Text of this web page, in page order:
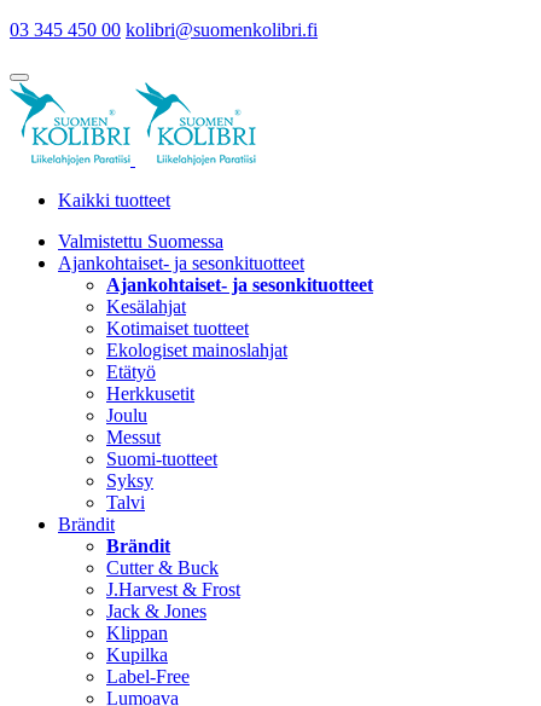
03 345 450 00 kolibri@suomenkolibri.fi
Kaikki tuotteet
Valmistettu Suomessa
Ajankohtaiset- ja sesonkituotteet
Ajankohtaiset- ja sesonkituotteet
Kesälahjat
Kotimaiset tuotteet
Ekologiset mainoslahjat
Etätyö
Herkkusetit
Joulu
Messut
Suomi-tuotteet
Syksy
Talvi
Brändit
Brändit
Cutter & Buck
J.Harvest & Frost
Jack & Jones
Klippan
Kupilka
Label-Free
Lumoava